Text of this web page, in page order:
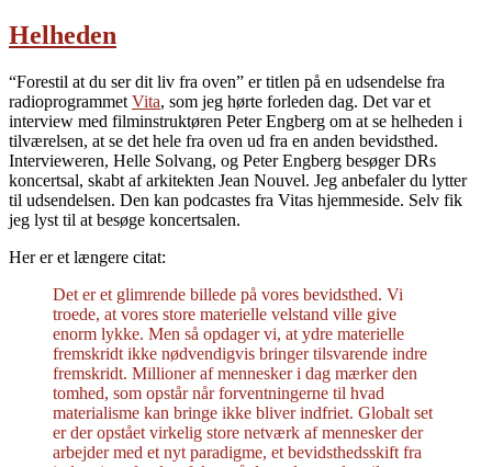
Helheden
“Forestil at du ser dit liv fra oven” er titlen på en udsendelse fra
radioprogrammet Vita, som jeg hørte forleden dag. Det var et
interview med filminstruktøren Peter Engberg om at se helheden i
tilværelsen, at se det hele fra oven ud fra en anden bevidsthed.
Intervieweren, Helle Solvang, og Peter Engberg besøger DRs
koncertsal, skabt af arkitekten Jean Nouvel. Jeg anbefaler du lytter
til udsendelsen. Den kan podcastes fra Vitas hjemmeside. Selv fik
jeg lyst til at besøge koncertsalen.
Her er et længere citat:
Det er et glimrende billede på vores bevidsthed. Vi
troede, at vores store materielle velstand ville give
enorm lykke. Men så opdager vi, at ydre materielle
fremskridt ikke nødvendigvis bringer tilsvarende indre
fremskridt. Millioner af mennesker i dag mærker den
tomhed, som opstår når forventningerne til hvad
materialisme kan bringe ikke bliver indfriet. Globalt set
er der opstået virkelig store netværk af mennesker der
arbejder med et nyt paradigme, et bevidsthedsskift fra